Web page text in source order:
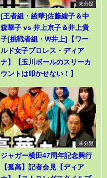
未分類
[王者組・綾華]佐藤綾子＆中
森華子 vs 井上京子＆井上貴
子[挑戦者組・W井上]【ワー
ルド女子プロレス・ディア
ナ】【玉川ボールのスリーカ
ウントは叩かせない！】
未分類
ジャガー横田47周年記念興行
【孤高】記者会見【ディア